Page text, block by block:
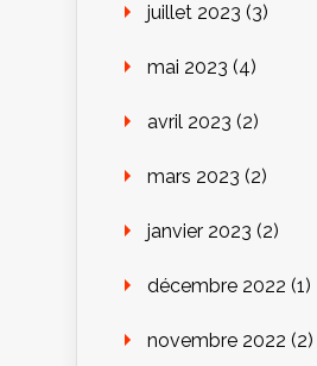
juillet 2023 (3)
mai 2023 (4)
avril 2023 (2)
mars 2023 (2)
janvier 2023 (2)
décembre 2022 (1)
novembre 2022 (2)